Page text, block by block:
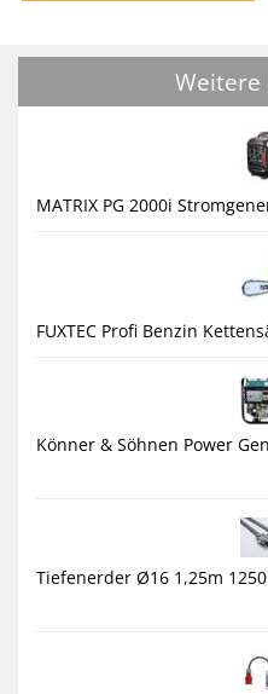
Weitere
MATRIX PG 2000i
FUXTEC Profi Benzin
Könner & Söhnen Power
Tiefenerder Ø16 1,25m